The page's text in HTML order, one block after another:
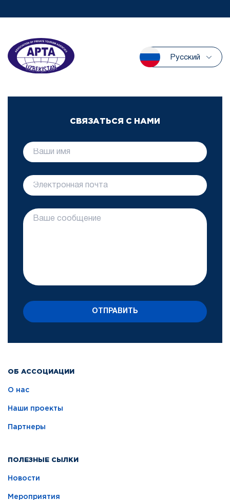
Русский
ОБ АССОЦИАЦИИ
О нас
Наши проекты
Партнеры
ПОЛЕЗНЫЕ СЫЛКИ
Новости
Мероприятия
СВЯЗАТЬСЯ С НАМИ
ОТПРАВИТЬ